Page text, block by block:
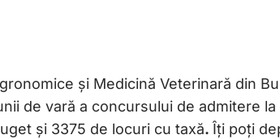
și Medicină Veterinară din
de vară a concursului de admitere
și 3375 de locuri cu taxă.Îți poți